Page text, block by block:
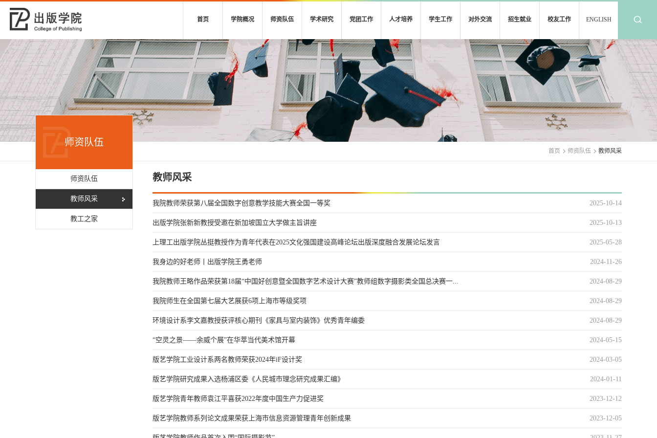
首页 学院概况 师资队伍 学术研究 党团工作 人才培养 学生工作 对外交流 招生就业 校友工作 ENGLISH
首页 师资队伍 教师风采
师资队伍
师资队伍
教师风采
教工之家
教师风采
我院教师荣获第八届全国数字创意教学技能大赛全国一等奖 2025-10-14
出版学院张新新教授受邀在新加坡国立大学做主旨讲座 2025-10-13
上理工出版学院丛挺教授作为青年代表在2025文化强国建设高峰论坛出版深度融合发展论坛发言 2025-05-28
我身边的好老师丨出版学院王勇老师 2024-11-26
我院教师王略作品荣获第18届“中国好创意暨全国数字艺术设计大赛”教师组数字摄影类全国总决赛一... 2024-08-29
我院师生在全国第七届大艺展获6项上海市等级奖项 2024-08-29
环境设计系李文嘉教授获评核心期刊《家具与室内装饰》优秀青年编委 2024-08-29
“空灵之景——余威个展”在华萃当代美术馆开幕 2024-05-15
版艺学院工业设计系两名教师荣获2024年iF设计奖 2024-03-05
版艺学院研究成果入选杨浦区委《人民城市理念研究成果汇编》 2024-01-11
版艺学院青年教师袁江平喜获2022年度中国生产力促进奖 2023-12-12
版艺学院教师系列论文成果荣获上海市信息资源管理青年创新成果 2023-12-05